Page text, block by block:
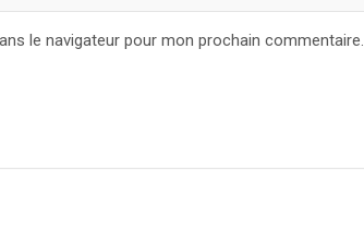
le navigateur pour mon prochain commentaire.